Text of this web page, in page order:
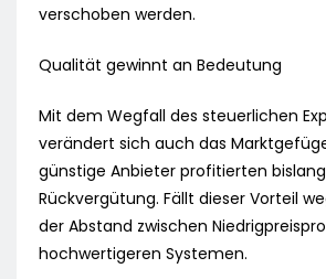
verschoben werden.
Qualität gewinnt an Bedeutung
Mit dem Wegfall des steuerlichen
verändert sich auch das
günstige Anbieter profitierten
Rückvergütung. Fällt dieser Vorteil
der Abstand zwischen
hochwertigeren Systemen.